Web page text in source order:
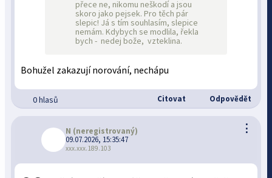
přece ne, nikomu neškodí a jsou
skoro jako pejsek. Pro těch pár
slepic! Já s tím souhlasím, slepice
nemám. Kdybych se modlila, řekla
bych - nedej bože, vzteklina.
Bohužel zakazují norování, nechápu
0 hlasů Citovat Odpovědět
⋮
N (neregistrovaný)
09.07.2026, 15:35:47
xxx.xxx.189.103